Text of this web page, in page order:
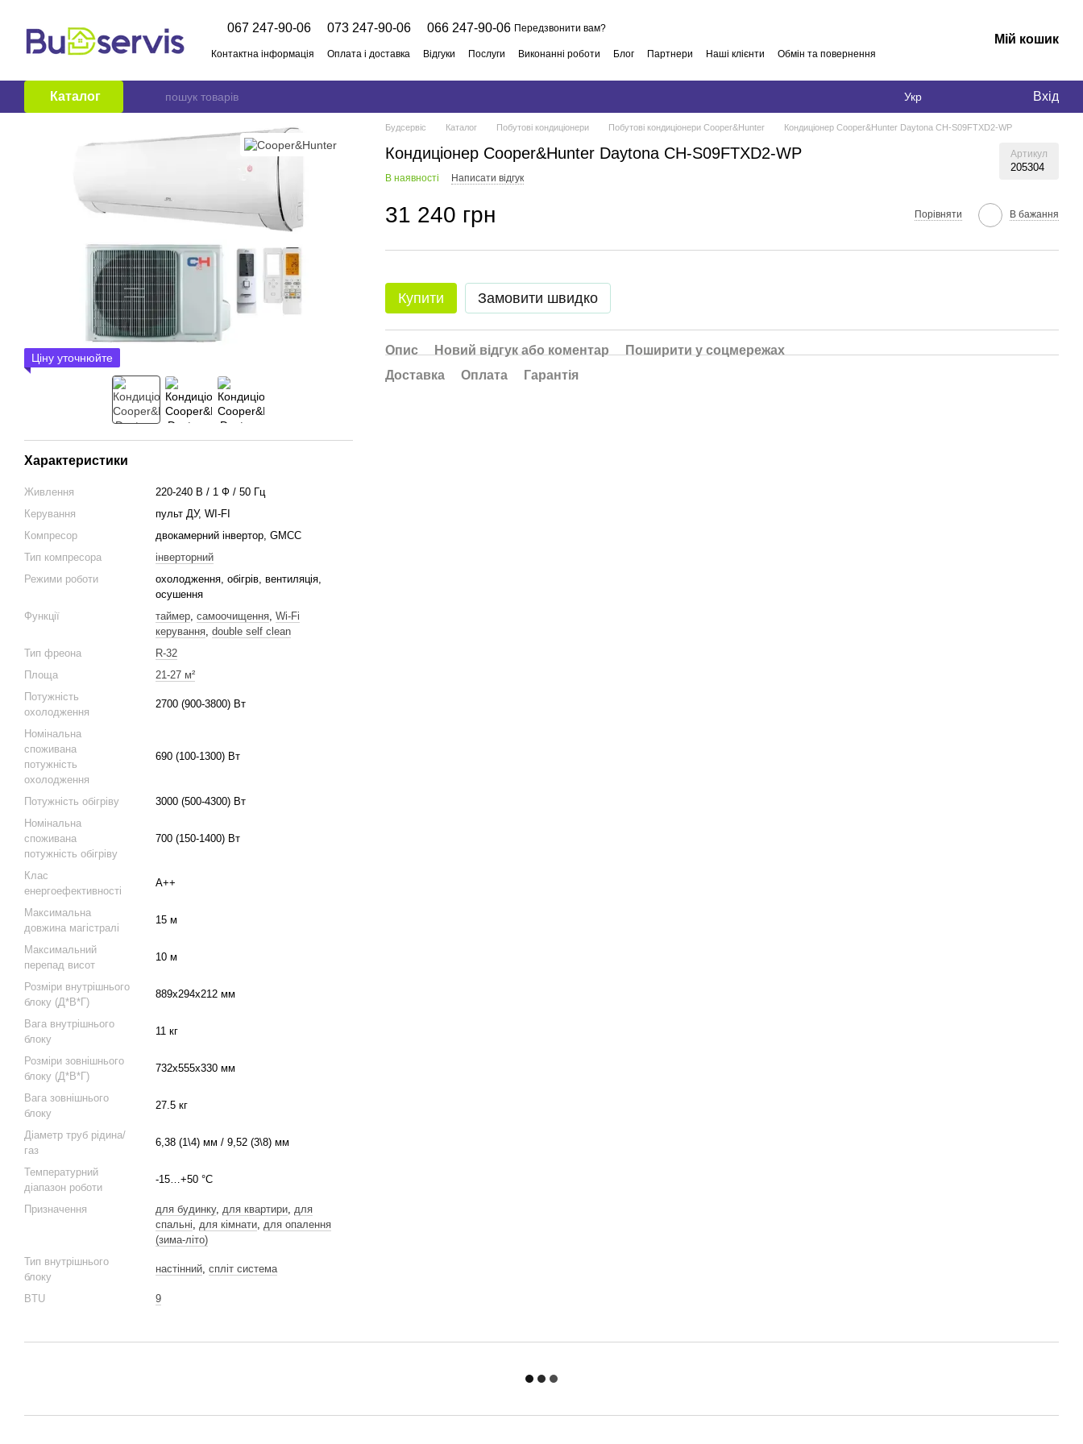
067 247-90-06 073 247-90-06 066 247-90-06 Передзвонити вам?
Контактна інформація Оплата і доставка Відгуки Послуги Виконанні роботи Блог Партнери Наші клієнти
Обмін та повернення
Мій кошик
Каталог Укр Вхід
Ціну уточнюйте
Характеристики
Живлення
220-240 В / 1 Ф / 50 Гц
Керування
пульт ДУ, WI-FI
Компресор
двокамерний інвертор, GМСС
Тип компресора
інверторний
Режими роботи
охолодження, обігрів, вентиляція,
осушення
Функції
таймер, самоочищення, Wi-Fi
керування, double self clean
Тип фреона
R-32
Площа
21-27 м²
Потужність
охолодження
2700 (900-3800) Вт
Номінальна
споживана
потужність
охолодження
690 (100-1300) Вт
Потужність обігріву
3000 (500-4300) Вт
Номінальна
споживана
потужність обігріву
700 (150-1400) Вт
Клас
енергоефективності
A++
Максимальна
довжина магістралі
15 м
Максимальний
перепад висот
10 м
Розміри внутрішнього
блоку (Д*В*Г)
889х294х212 мм
Вага внутрішнього
блоку
11 кг
Розміри зовнішнього
блоку (Д*В*Г)
732х555х330 мм
Вага зовнішнього
блоку
27.5 кг
Діаметр труб рідина/
газ
6,38 (1\4) мм / 9,52 (3\8) мм
Температурний
діапазон роботи
-15…+50 °C
Призначення для будинку, для квартири, для
спальні, для кімнати, для опалення
(зима-літо)
Тип внутрішнього
блоку
настінний, спліт система
BTU 9
Будсервіс Каталог Побутові кондиціонери Побутові кондиціонери Cooper&Hunter Кондиціонер Cooper&Hunter Daytona CH-S09FTXD2-WP
Кондиціонер Cooper&Hunter Daytona CH-S09FTXD2-WP Артикул
205304
В наявності Написати відгук
31 240 грн Порівняти В бажання
Купити Замовити швидко
Опис Новий відгук або коментар
Поширити у соцмережах
Доставка
Оплата Гарантія